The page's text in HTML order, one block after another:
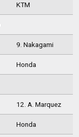
KTM
9. Nakagami
Honda
12. A. Marquez
Honda